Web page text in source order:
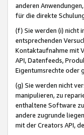
anderen
für die direkte
(f) Sie werden (i) nicht
entsprechenden
Kontaktaufnahme mit
API, Datenfeeds,
Eigentumsrechte oder
(g) Sie werden nicht
manipulieren, zu
enthaltene Software
andere zugrunde
mit der Creators API,